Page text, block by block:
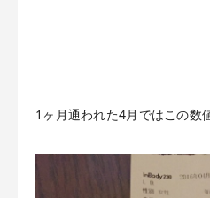
1ヶ月通われた4月ではこの数